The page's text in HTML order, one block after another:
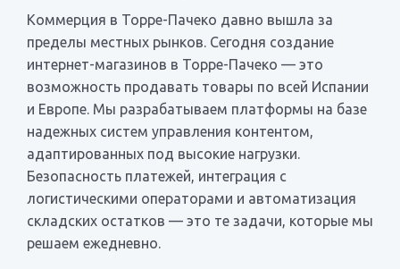
Коммерция в Торре-Пачеко давно вышла за
пределы местных рынков. Сегодня создание
интернет-магазинов в Торре-Пачеко — это
возможность продавать товары по всей Испании
и Европе. Мы разрабатываем платформы на базе
надежных систем управления контентом,
адаптированных под высокие нагрузки.
Безопасность платежей, интеграция с
логистическими операторами и автоматизация
складских остатков — это те задачи, которые мы
решаем ежедневно.